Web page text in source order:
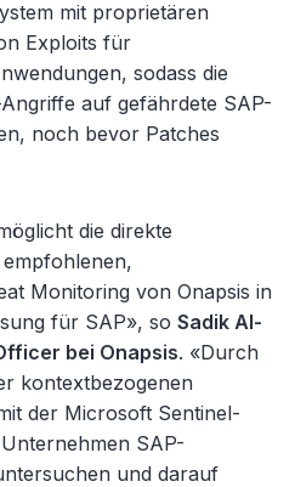
mit proprietären
Exploits für
sodass die
auf gefährdete SAP-
noch bevor Patches
die direkte
Monitoring von Onapsis in
für SAP», so Sadik Al-
bei Onapsis. «Durch
kontextbezogenen
der Microsoft Sentinel-
SAP-
und darauf